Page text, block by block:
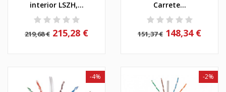
interior LSZH,...
219,68 € 215,28 €
Carrete...
151,37 € 148,34 €
-4% -2%